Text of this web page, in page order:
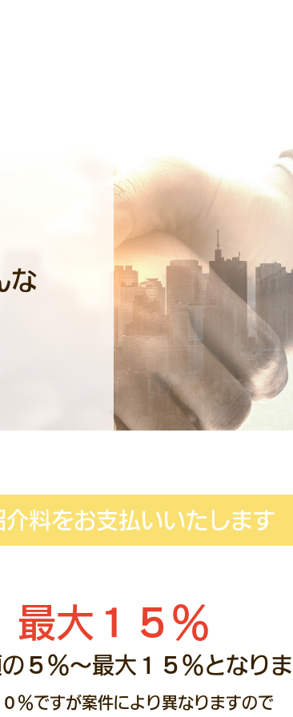
な
料をお支払いいたします
最大１５％
５％～最大１５％となり
％ですが案件により異なりますので